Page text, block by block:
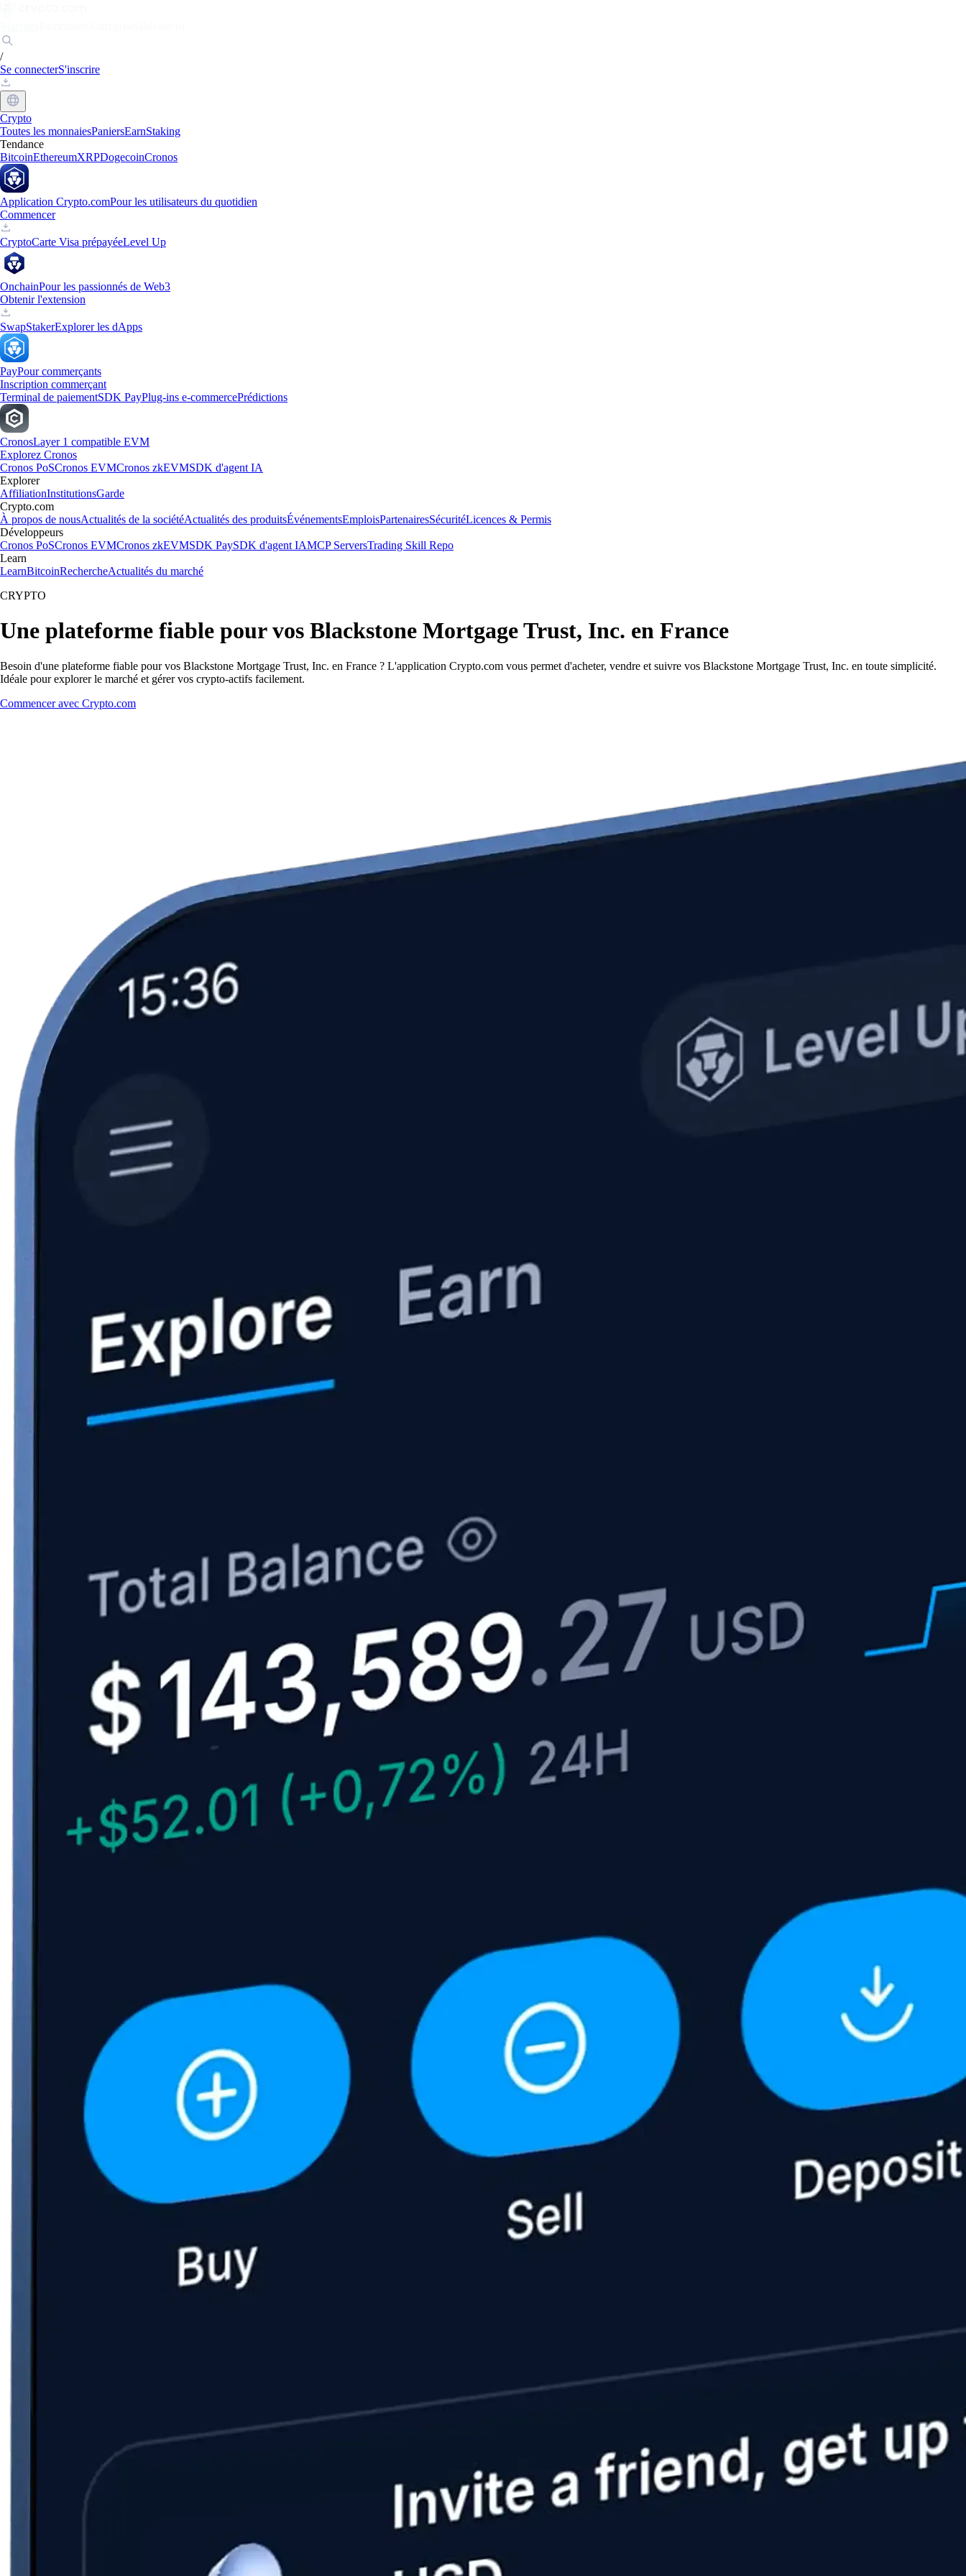
/
Se connecterS'inscrire
Crypto
Toutes les monnaiesPaniersEarnStaking
Tendance
BitcoinEthereumXRPDogecoinCronos
Application Crypto.comPour les utilisateurs du quotidien
Commencer
CryptoCarte Visa prépayéeLevel Up
OnchainPour les passionnés de Web3
Obtenir l'extension
SwapStakerExplorer les dApps
PayPour commerçants
Inscription commerçant
Terminal de paiementSDK PayPlug-ins e-commercePrédictions
CronosLayer 1 compatible EVM
Explorez Cronos
Cronos PoSCronos EVMCronos zkEVMSDK d'agent IA
Explorer
AffiliationInstitutionsGarde
Crypto.com
À propos de nousActualités de la sociétéActualités des produitsÉvénementsEmploisPartenairesSécuritéLicences & Permis
Développeurs
Cronos PoSCronos EVMCronos zkEVMSDK PaySDK d'agent IAMCP ServersTrading Skill Repo
Learn
LearnBitcoinRechercheActualités du marché
CRYPTO
Une plateforme fiable pour vos Blackstone Mortgage Trust, Inc. en France
Besoin d'une plateforme fiable pour vos Blackstone Mortgage Trust, Inc. en France ? L'application Crypto.com vous permet d'acheter, vendre et suivre vos Blackstone Mortgage Trust, Inc. en toute simplicité.
Idéale pour explorer le marché et gérer vos crypto-actifs facilement.
Commencer avec Crypto.com